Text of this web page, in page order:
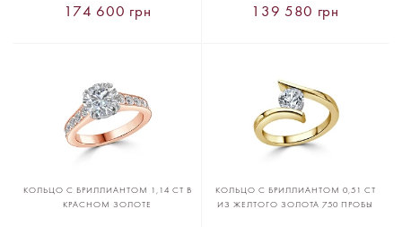
174 600 грн 139 580 грн
КОЛЬЦО С БРИЛЛИАНТОМ 1,14 CT В
КРАСНОМ ЗОЛОТЕ
КОЛЬЦО С БРИЛЛИАНТОМ 0,51 CT
ИЗ ЖЕЛТОГО ЗОЛОТА 750 ПРОБЫ